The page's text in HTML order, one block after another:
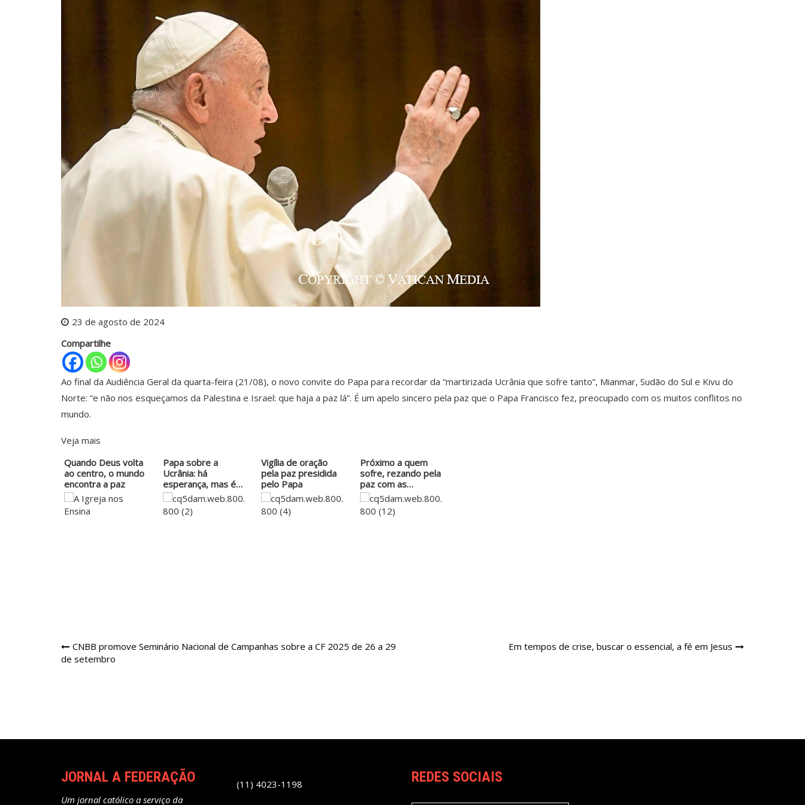
23 de agosto de 2024
Compartilhe
Ao final da Audiência Geral da quarta-feira (21/08), o novo convite do Papa para recordar da “martirizada Ucrânia que sofre tanto”, Mianmar, Sudão do Sul e Kivu do
Norte: “e não nos esqueçamos da Palestina e Israel: que haja a paz lá”. É um apelo sincero pela paz que o Papa Francisco fez, preocupado com os muitos conflitos no
mundo.
Veja mais
Quando Deus volta
ao centro, o mundo
encontra a paz
Papa sobre a
Ucrânia: há
esperança, mas é
preciso…
Vigília de oração
pela paz presidida
pelo Papa
Próximo a quem
sofre, rezando pela
paz com as…
Navegação
de
CNBB promove Seminário Nacional de Campanhas sobre a CF 2025 de 26 a 29
de setembro
Em tempos de crise, buscar o essencial, a fé em Jesus
JORNAL A FEDERAÇÃO
Um jornal católico a serviço da
(11) 4023-1198 REDES SOCIAIS